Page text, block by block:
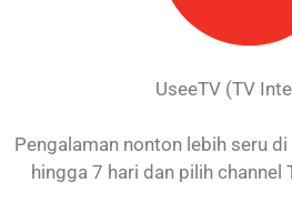
UseeTV (TV
Pengalaman nonton lebih seru
hingga 7 hari dan pilih channel